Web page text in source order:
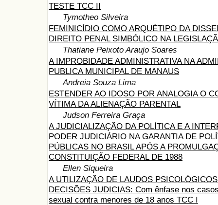
TESTE TCC II
Tymotheo Silveira
FEMINICÍDIO COMO ARQUÉTIPO DA
DIREITO PENAL SIMBÓLICO NA
Thatiane Peixoto Araujo Soares
A IMPROBIDADE ADMINISTRATIVA NA
PUBLICA MUNICIPAL DE MANAUS
Andreia Souza Lima
ESTENDER AO IDOSO POR ANALOGIA O
VÍTIMA DA ALIENAÇÃO PARENTAL
Judson Ferreira Graça
A JUDICIALIZAÇÃO DA POLÍTICA E A
PODER JUDICIÁRIO NA GARANTIA DE
PÚBLICAS NO BRASIL APÓS A
CONSTITUIÇÃO FEDERAL DE 1988
Ellen Siqueira
A UTILIZAÇÃO DE LAUDOS
DECISÕES JUDICIAS: Com ênfase nos
sexual contra menores de 18 anos TCC I